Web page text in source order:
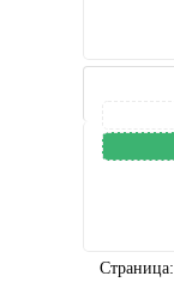
Страница: